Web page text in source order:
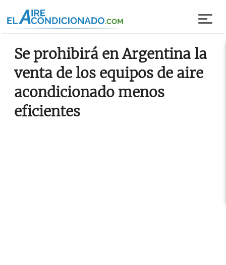
Se prohibirá en Argentina la
venta de los equipos de aire
acondicionado menos
eficientes